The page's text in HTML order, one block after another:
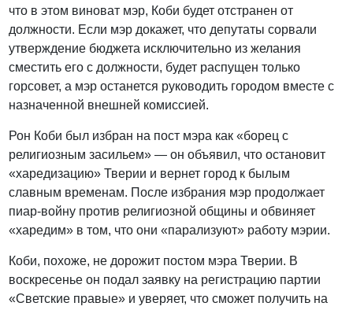
что в этом виноват мэр, Коби будет отстранен от
должности. Если мэр докажет, что депутаты сорвали
утверждение бюджета исключительно из желания
сместить его с должности, будет распущен только
горсовет, а мэр останется руководить городом вместе с
назначенной внешней комиссией.
Рон Коби был избран на пост мэра как «борец с
религиозным засильем» — он объявил, что остановит
«харедизацию» Тверии и вернет город к былым
славным временам. После избрания мэр продолжает
пиар-войну против религиозной общины и обвиняет
«харедим» в том, что они «парализуют» работу мэрии.
Коби, похоже, не дорожит постом мэра Тверии. В
воскресенье он подал заявку на регистрацию партии
«Светские правые» и уверяет, что сможет получить на